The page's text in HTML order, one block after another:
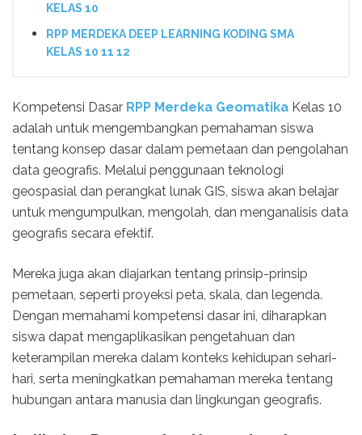
KELAS 10
RPP MERDEKA DEEP LEARNING KODING SMA
KELAS 10 11 12
Kompetensi Dasar RPP Merdeka Geomatika Kelas 10
adalah untuk mengembangkan pemahaman siswa
tentang konsep dasar dalam pemetaan dan pengolahan
data geografis. Melalui penggunaan teknologi
geospasial dan perangkat lunak GIS, siswa akan belajar
untuk mengumpulkan, mengolah, dan menganalisis data
geografis secara efektif.
Mereka juga akan diajarkan tentang prinsip-prinsip
pemetaan, seperti proyeksi peta, skala, dan legenda.
Dengan memahami kompetensi dasar ini, diharapkan
siswa dapat mengaplikasikan pengetahuan dan
keterampilan mereka dalam konteks kehidupan sehari-
hari, serta meningkatkan pemahaman mereka tentang
hubungan antara manusia dan lingkungan geografis.